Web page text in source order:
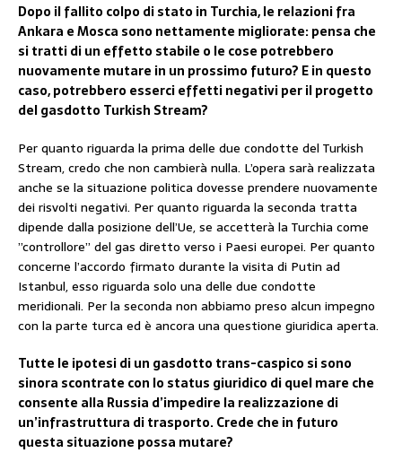
Dopo il fallito colpo di stato in Turchia, le relazioni fra
Ankara e Mosca sono nettamente migliorate: pensa che
si tratti di un effetto stabile o le cose potrebbero
nuovamente mutare in un prossimo futuro? E in questo
caso, potrebbero esserci effetti negativi per il progetto
del gasdotto Turkish Stream?
Per quanto riguarda la prima delle due condotte del Turkish
Stream, credo che non cambierà nulla. L’opera sarà realizzata
anche se la situazione politica dovesse prendere nuovamente
dei risvolti negativi. Per quanto riguarda la seconda tratta
dipende dalla posizione dell’Ue, se accetterà la Turchia come
”controllore” del gas diretto verso i Paesi europei. Per quanto
concerne l’accordo firmato durante la visita di Putin ad
Istanbul, esso riguarda solo una delle due condotte
meridionali. Per la seconda non abbiamo preso alcun impegno
con la parte turca ed è ancora una questione giuridica aperta.
Tutte le ipotesi di un gasdotto trans-caspico si sono
sinora scontrate con lo status giuridico di quel mare che
consente alla Russia d’impedire la realizzazione di
un’infrastruttura di trasporto. Crede che in futuro
questa situazione possa mutare?